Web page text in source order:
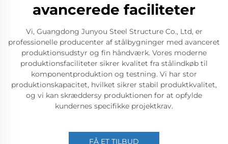
avancerede faciliteter
Vi, Guangdong Junyou Steel Structure Co., Ltd, er
professionelle producenter af stålbygninger med avanceret
produktionsudstyr og fin håndværk. Vores moderne
produktionsfaciliteter sikrer kvalitet fra stålindkøb til
komponentproduktion og testning. Vi har stor
produktionskapacitet, hvilket sikrer stabil produktkvalitet,
og vi kan skræddersy produktionen for at opfylde
kundernes specifikke projektkrav.
FÅ ET TILBUD